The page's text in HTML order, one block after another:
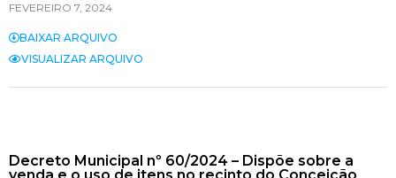
FEVEREIRO 7, 2024
BAIXAR ARQUIVO
VISUALIZAR ARQUIVO
Decreto Municipal nº 60/2024 – Dispõe sobre a